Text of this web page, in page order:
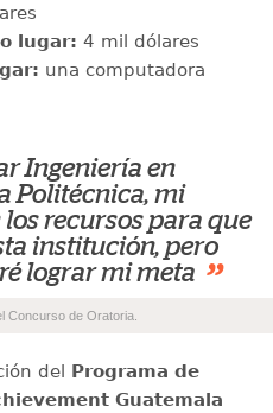
lugar: 4 mil dólares
una computadora
Ingeniería en
Politécnica, mi
recursos para que
institución, pero
lograr mi meta ”
Concurso de Oratoria.
del Programa de
Guatemala